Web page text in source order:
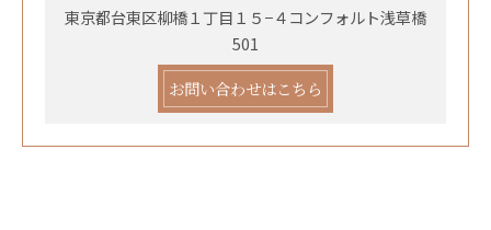
東京都台東区柳橋１丁目１５−４コンフォルト浅草橋
501
お問い合わせはこちら